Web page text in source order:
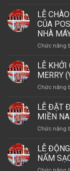
LỄ
CỦA
NHÀ
Chức năng
LỄ KHỞI
MERRY
Chức năng
LỄ ĐẶT
MIỀN
Chức năng
LỄ
NẤM